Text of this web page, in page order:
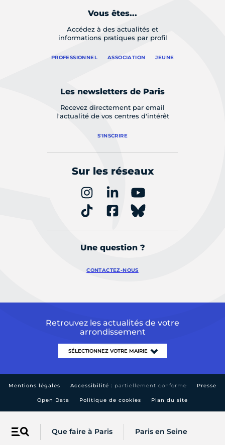
Menu Que faire à Paris Paris en Seine
Vous êtes...
Accédez à des actualités et
informations pratiques par profil
PROFESSIONNEL ASSOCIATION JEUNE
Les newsletters de Paris
Recevez directement par email
l'actualité de vos centres d'intérêt
S'INSCRIRE
Sur les réseaux
Une question ?
CONTACTEZ-NOUS
Retrouvez les actualités de votre
arrondissement
Mentions légales Accessibilité : partiellement conforme Presse
Open Data Politique de cookies Plan du site